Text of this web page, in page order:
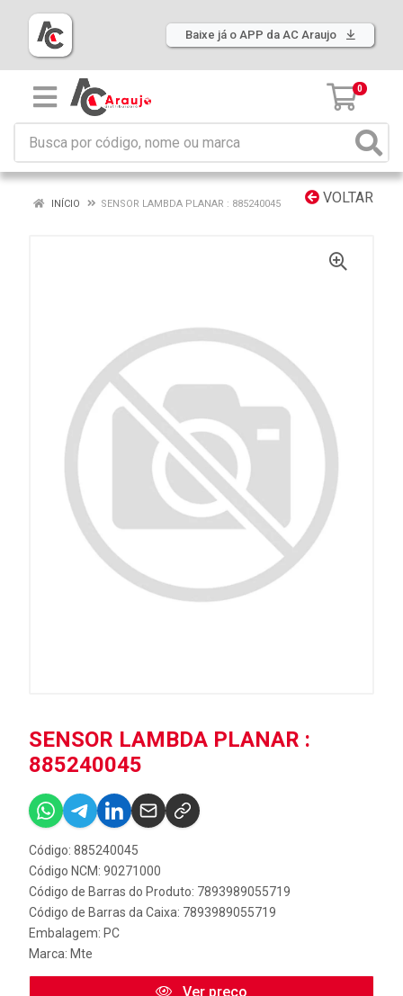
Baixe já o APP da AC Araujo
0
VOLTAR
INÍCIO SENSOR LAMBDA PLANAR : 885240045
SENSOR LAMBDA PLANAR :
885240045
Código: 885240045
Código NCM: 90271000
Código de Barras do Produto: 7893989055719
Código de Barras da Caixa: 7893989055719
Embalagem: PC
Marca: Mte
Ver preço